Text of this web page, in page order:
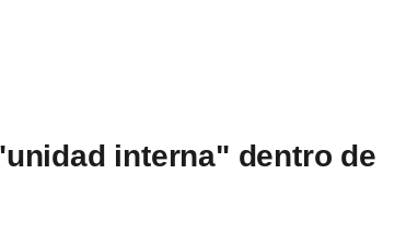
interna" dentro de